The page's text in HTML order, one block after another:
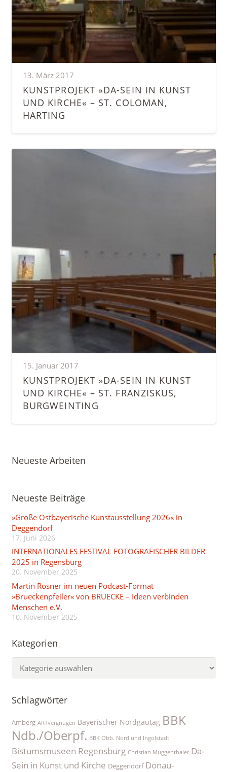
13. März 2017
KUNSTPROJEKT »DA-SEIN IN KUNST
UND KIRCHE« – ST. COLOMAN,
HARTING
15. Januar 2017
KUNSTPROJEKT »DA-SEIN IN KUNST
UND KIRCHE« – ST. FRANZISKUS,
BURGWEINTING
Neueste Arbeiten
Neueste Beiträge
»Große Ostbayerische Kunstausstellung 2026« in
Deggendorf
17. Juni 2026
INTERNATIONALES FESTIVAL FOTOGRAFISCHER BILDER
2025 in Regensburg
20. November 2025
Martin Rosner im neuen Podcast-Format
»Brueckenpfeiler« von BRUECKE – Ideen verbinden
Menschen e.V.
10. November 2025
Kategorien
Schlagwörter
Amberg ARTvergnügen Bayerischer Nordgautag BBK
Ndb./Oberpf. BBK Obb. Nord und Ingolstadt
Bistumsmuseen Regensburg Christian Muggenthaler Da-
Sein in Kunst und Kirche Deggendorf Donau-